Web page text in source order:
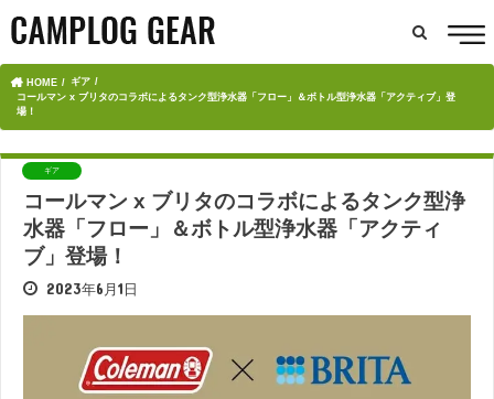
HOME
ギア
コールマン x ブリタのコラボによるタンク型浄水器「フロー」＆ボトル型浄水器「アクティブ」登
場！
ギア
コールマン x ブリタのコラボによるタンク型浄
水器「フロー」＆ボトル型浄水器「アクティ
ブ」登場！
2023年6月1日